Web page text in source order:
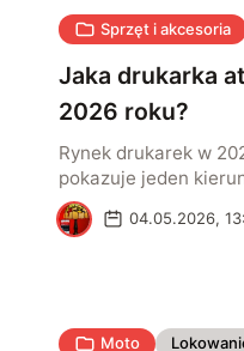
za przyzwoite
wielkich pieniędzy, a
Sprzęt i akcesoria
Jaka drukarka
2026 roku?
Rynek drukarek w
pokazuje jeden
domowych. Atrament
być postrzegany
bezprzewodową, a
R 04.05.2026,
Moto